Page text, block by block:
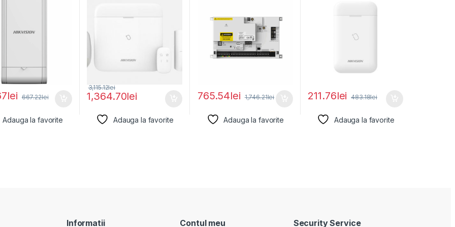
lei 667.22lei
Adauga la favorite
1,364.70lei
3,115.12lei
Adauga la favorite
765.54lei 1,746.21lei
Adauga la favorite
211.76lei 483.18lei
Adauga la favorite
Informatii Contul meu Security Service